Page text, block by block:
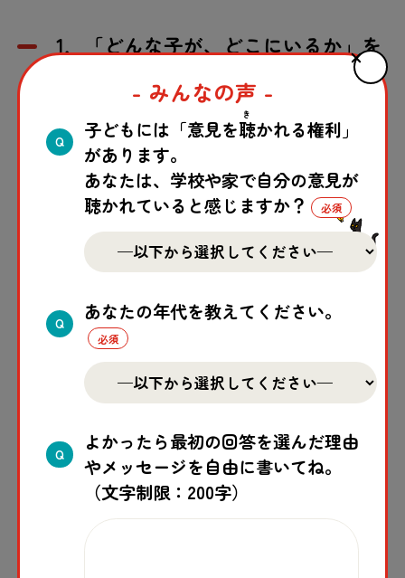
1．「どんな子が、どこにいるか」を
名前や年齢、出身地などを聞いて、安全を確保
したうえで、行政機関や国連の難民を支援する
そうすることで、食べ物や水の配布、病院、学
校などにつなげやすくなり、「行方不明のま
ま」になってしまう危険も減らすことができま
2．一人ひとりに合わせた支援（ケー
スマネジメント） を行うこと
- みんなの声 -
Q
子どもには「意見を聴
き
かれる権利」
があります。
あなたは、学校や家で自分の意見が
聴かれていると感じますか？
Q
あなたの年代を教えてください。
Q
よかったら最初の回答を選んだ理由
やメッセージを自由に書いてね。
（文字制限：200字）